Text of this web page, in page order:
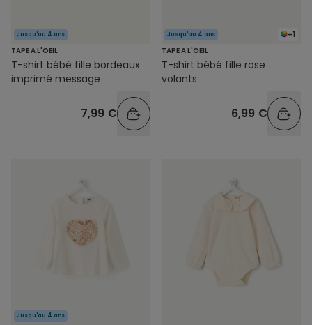
Jusqu'au 4 ans
TAPE A L'OEIL
T-shirt bébé fille bordeaux
imprimé message
7,99 €
+1
Jusqu'au 4 ans
TAPE A L'OEIL
T-shirt bébé fille rose
volants
6,99 €
Jusqu'au 4 ans